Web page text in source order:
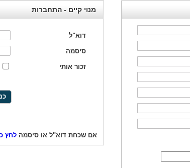
מנוי קיים - התחברות
דוא"ל
סיסמה
זכור אותי
אם שכחת דוא"ל או סיסמה לחץ